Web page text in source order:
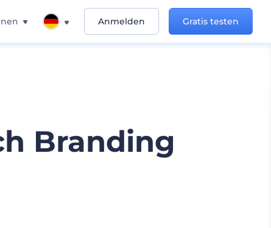
Anmelden Gratis testen
Branding